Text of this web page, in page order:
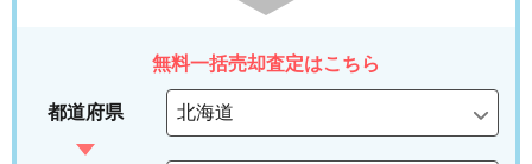
無料一括売却査定はこちら
都道府県